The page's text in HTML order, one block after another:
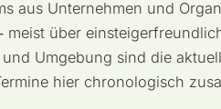
aus Unternehmen und
meist über
Umgebung sind die
hier chronologisch